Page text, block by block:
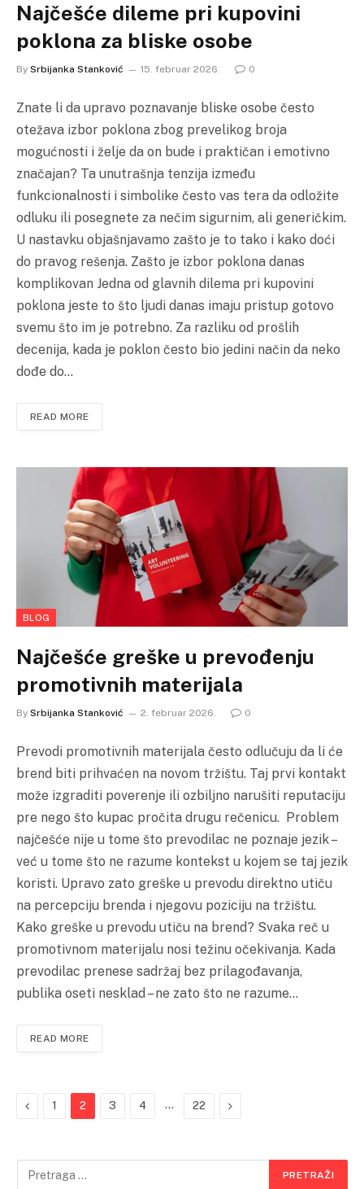
Najčešće dileme pri kupovini
poklona za bliske osobe
By Srbijanka Stanković 15. februar 2026. 0
Znate li da upravo poznavanje bliske osobe često
otežava izbor poklona zbog prevelikog broja
mogućnosti i želje da on bude i praktičan i emotivno
značajan? Ta unutrašnja tenzija između
funkcionalnosti i simbolike često vas tera da odložite
odluku ili posegnete za nečim sigurnim, ali generičkim.
U nastavku objašnjavamo zašto je to tako i kako doći
do pravog rešenja. Zašto je izbor poklona danas
komplikovan Jedna od glavnih dilema pri kupovini
poklona jeste to što ljudi danas imaju pristup gotovo
svemu što im je potrebno. Za razliku od prošlih
decenija, kada je poklon često bio jedini način da neko
dođe do…
READ MORE
BLOG
Najčešće greške u prevođenju
promotivnih materijala
By Srbijanka Stanković 2. februar 2026. 0
Prevodi promotivnih materijala često odlučuju da li će
brend biti prihvaćen na novom tržištu. Taj prvi kontakt
može izgraditi poverenje ili ozbiljno narušiti reputaciju
pre nego što kupac pročita drugu rečenicu. Problem
najčešće nije u tome što prevodilac ne poznaje jezik –
već u tome što ne razume kontekst u kojem se taj jezik
koristi. Upravo zato greške u prevodu direktno utiču
na percepciju brenda i njegovu poziciju na tržištu.
Kako greške u prevodu utiču na brend? Svaka reč u
promotivnom materijalu nosi težinu očekivanja. Kada
prevodilac prenese sadržaj bez prilagođavanja,
publika oseti nesklad – ne zato što ne razume…
READ MORE
Previous
1 2 3 4 … 22 Next